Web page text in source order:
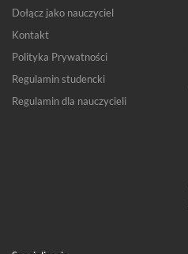
Dołącz jako nauczyciel
Kontakt
Polityka Prywatności
Regulamin studencki
Regulamin dla nauczycieli